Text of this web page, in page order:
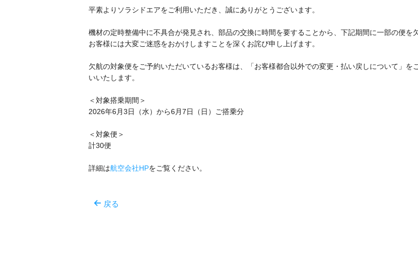
平素よりソラシドエアをご利用いただき、誠にありがとうございます。
機材の定時整備中に不具合が発見され、部品の交換に時間を要することから、下記期間に一部の便を
お客様には大変ご迷惑をおかけしますことを深くお詫び申し上げます。
欠航の対象便をご予約いただいているお客様は、「お客様都合以外での変更・払い戻しについて」
いいたします。
＜対象搭乗期間＞
2026年6月3日（水）から6月7日（日）ご搭乗分
＜対象便＞
計30便
詳細は航空会社HPをご覧ください。
戻る